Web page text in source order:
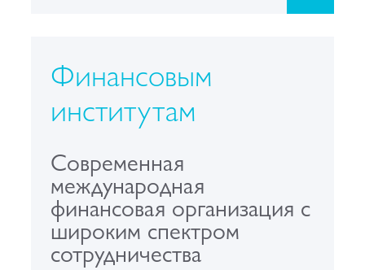
Финансовым
институтам
Современная
международная
финансовая организация c
широким спектром
сотрудничества